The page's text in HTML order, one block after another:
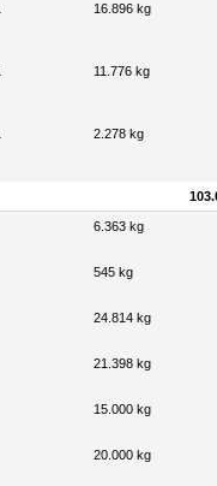
16.896 kg
11.776 kg
2.278 kg
6.363 kg
545 kg
24.814 kg
21.398 kg
15.000 kg
20.000 kg